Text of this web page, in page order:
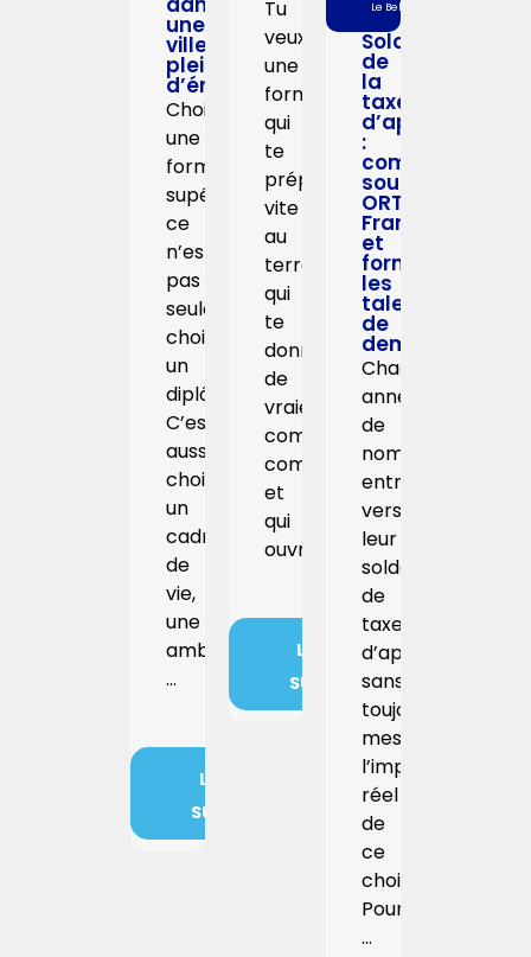
une
ville
pleine
d’énergie
Choisir
une
formation
supérieure,
ce
n’est
pas
seulement
choisir
un
diplôme.
C’est
aussi
choisir
un
cadre
de
vie,
une
ambiance,
…
LIRE
SUITE
Tu
veux
une
formation
qui
te
prépare
vite
au
terrain,
qui
te
donne
de
vraies
compétences
commerciales
et
qui
ouvre…
LIRE
SUITE
Le Bel
Solde
de
la
taxe
:
comment
soutenir
ORT
France
et
former
les
talents
de
demain
Chaque
année,
de
nombreuses
entreprises
versent
leur
solde
de
taxe
d’apprentissage
sans
toujours
mesurer
l’impact
réel
de
ce
choix.
Pourtant,
…